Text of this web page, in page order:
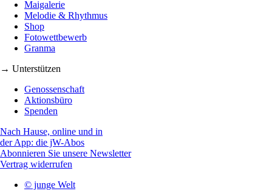
Maigalerie
Melodie & Rhythmus
Shop
Fotowettbewerb
Granma
→ Unterstützen
Genossenschaft
Aktionsbüro
Spenden
Nach Hause, online und in
der App: die jW-Abos
Abonnieren Sie unsere Newsletter
Vertrag widerrufen
© junge Welt